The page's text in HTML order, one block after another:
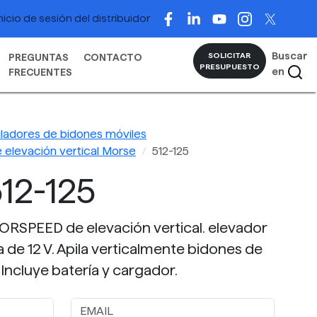
de sesión del distribuidor
PREGUNTAS
FRECUENTES
CONTACTO
SOLICITAR
PRESUPUESTO
Buscar
en
de bidones móviles
elevación vertical Morse
512-125
125
de elevación vertical. elevador
12 V. Apila verticalmente bidones de
batería y cargador.